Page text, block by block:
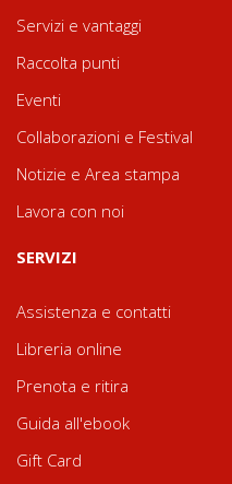
Servizi e vantaggi
Raccolta punti
Eventi
Collaborazioni e Festival
Notizie e Area stampa
Lavora con noi
SERVIZI
Assistenza e contatti
Libreria online
Prenota e ritira
Guida all'ebook
Gift Card